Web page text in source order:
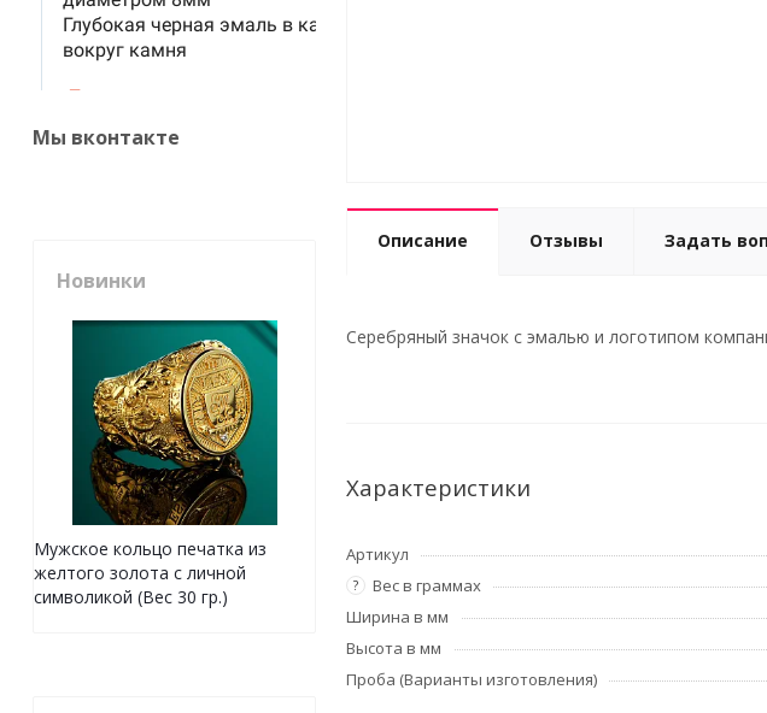
Описание Отзывы Задать
Серебряный значок с эмалью и логотипом
Характеристики
Артикул
? Вес в граммах
Ширина в мм
Высота в мм
Проба (Варианты изготовления)
Мы вконтакте
Новинки
Мужское кольцо печатка из
желтого золота с личной
символикой (Вес 30 гр.)